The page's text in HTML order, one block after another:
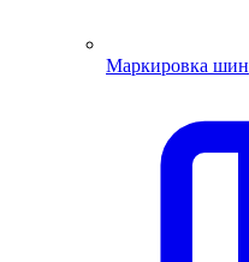
Маркировка шин